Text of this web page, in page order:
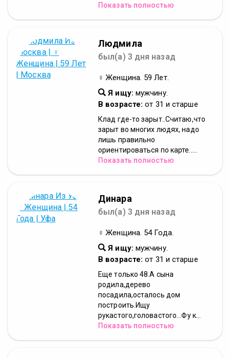
Показать полностью
Людмила
был(а) 3 дня назад
♀ Женщина. 59 Лет.
Я ищу: мужчину.
В возрасте: от 31 и старше
Клад где-то зарыт..Считаю,что
зарыт во многих людях, надо
лишь правильно
ориентироваться по карте.....
Показать полностью
Динара
был(а) 3 дня назад
♀ Женщина. 54 Года.
Я ищу: мужчину.
В возрасте: от 31 и старше
Еще только 48.А сына
родила,дерево
посадила,осталось дом
построить.Ищу
рукастого,головастого...Фу к...
Показать полностью